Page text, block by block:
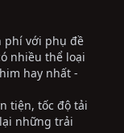
phí với phụ đề
nhiều thể loại
hay nhất -
tiện, tốc độ tải
những trải